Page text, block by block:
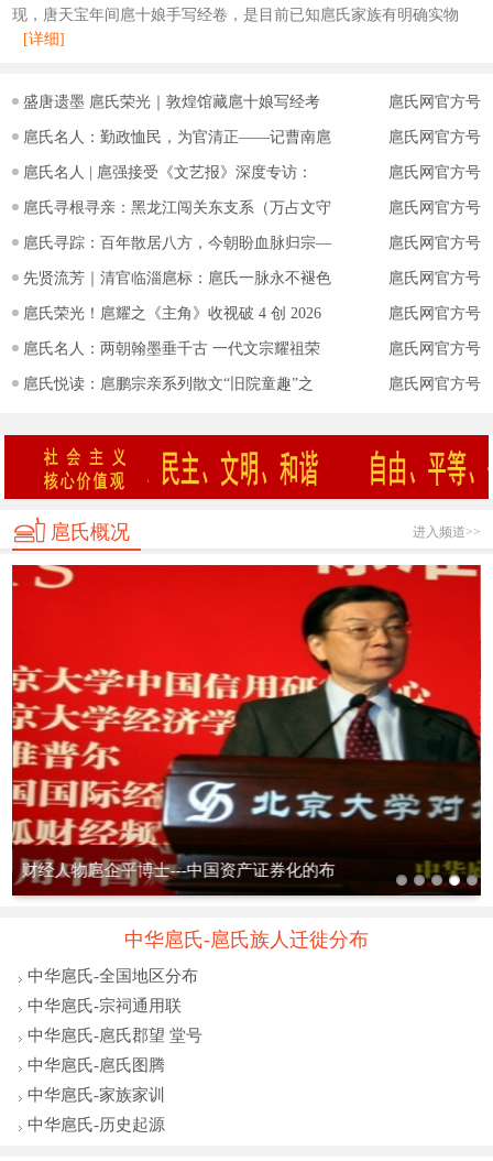
现，唐天宝年间扈十娘手写经卷，是目前已知扈氏家族有明确实物
[详细]
扈氏网官方号
盛唐遗墨 扈氏荣光｜敦煌馆藏扈十娘写经考
扈氏网官方号
扈氏名人：勤政恤民，为官清正——记曹南扈
扈氏网官方号
扈氏名人 | 扈强接受《文艺报》深度专访：
扈氏网官方号
扈氏寻根寻亲：黑龙江闯关东支系（万占文守
扈氏网官方号
扈氏寻踪：百年散居八方，今朝盼血脉归宗—
扈氏网官方号
先贤流芳｜清官临淄扈标：扈氏一脉永不褪色
扈氏网官方号
扈氏荣光！扈耀之《主角》收视破 4 创 2026
扈氏网官方号
扈氏名人：两朝翰墨垂千古 一代文宗耀祖荣
扈氏网官方号
扈氏悦读：扈鹏宗亲系列散文“旧院童趣”之
扈氏概况 进入频道>>
当代著名实力派书画家扈广生
中华扈氏-扈氏族人迁徙分布
中华扈氏-全国地区分布
中华扈氏-宗祠通用联
中华扈氏-扈氏郡望 堂号
中华扈氏-扈氏图腾
中华扈氏-家族家训
中华扈氏-历史起源